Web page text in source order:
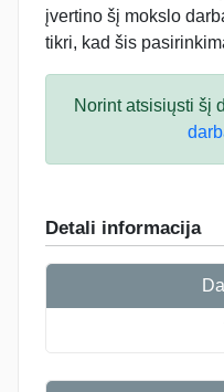
įvertino šį mokslo
tikri, kad šis
Norint atsisiųsti šį
Detali informacija